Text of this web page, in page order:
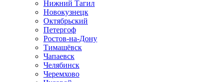
Нижний Тагил
Новокузнецк
Октябрьский
Петергоф
Ростов-на-Дону
Тимашёвск
Чапаевск
Челябинск
Черемхово